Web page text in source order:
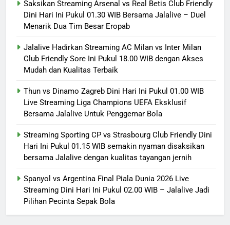
Saksikan Streaming Arsenal vs Real Betis Club Friendly
Dini Hari Ini Pukul 01.30 WIB Bersama Jalalive – Duel
Menarik Dua Tim Besar Eropab
Jalalive Hadirkan Streaming AC Milan vs Inter Milan
Club Friendly Sore Ini Pukul 18.00 WIB dengan Akses
Mudah dan Kualitas Terbaik
Thun vs Dinamo Zagreb Dini Hari Ini Pukul 01.00 WIB
Live Streaming Liga Champions UEFA Eksklusif
Bersama Jalalive Untuk Penggemar Bola
Streaming Sporting CP vs Strasbourg Club Friendly Dini
Hari Ini Pukul 01.15 WIB semakin nyaman disaksikan
bersama Jalalive dengan kualitas tayangan jernih
Spanyol vs Argentina Final Piala Dunia 2026 Live
Streaming Dini Hari Ini Pukul 02.00 WIB – Jalalive Jadi
Pilihan Pecinta Sepak Bola